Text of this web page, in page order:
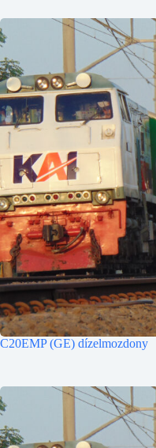
C20EMP (GE) dízelmozdony